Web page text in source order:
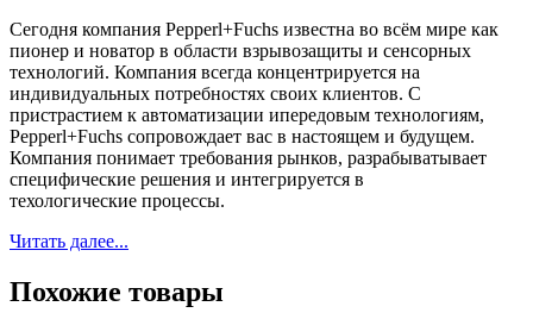
Сегодня компания Pepperl+Fuchs известна во всём мире как
пионер и новатор в области взрывозащиты и сенсорных
технологий. Компания всегда концентрируется на
индивидуальных потребностях своих клиентов. С
пристрастием к автоматизации ипередовым технологиям,
Pepperl+Fuchs сопровождает вас в настоящем и будущем.
Компания понимает требования рынков, разрабыватывает
специфические решения и интегрируется в
техологические процессы.
Читать далее...
Похожие товары